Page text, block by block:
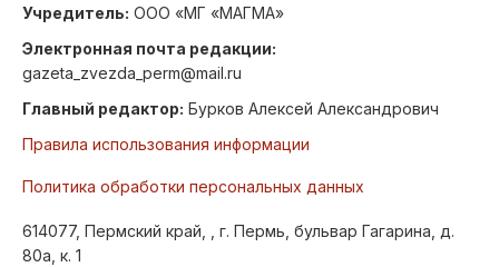
Учредитель: ООО «МГ «МАГМА»
Электронная почта редакции:
gazeta_zvezda_perm@mail.ru
Главный редактор: Бурков Алексей Александрович
Правила использования информации
Политика обработки персональных данных
614077, Пермский край, , г. Пермь, бульвар Гагарина, д.
80а, к. 1